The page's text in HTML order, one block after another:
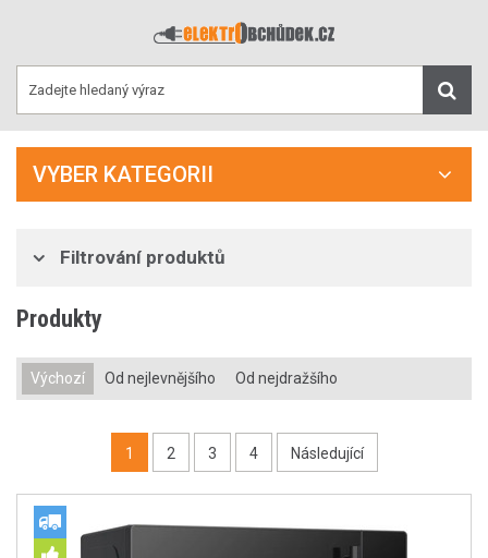
VYBER KATEGORII
Filtrování produktů
Produkty
Výchozí Od nejlevnějšího Od nejdražšího
1 2 3 4 Následující